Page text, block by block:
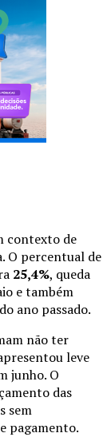
contexto de
O percentual de
25,4%, queda
e também
ano passado.
não ter
leve
junho. O
das
sem
pagamento.